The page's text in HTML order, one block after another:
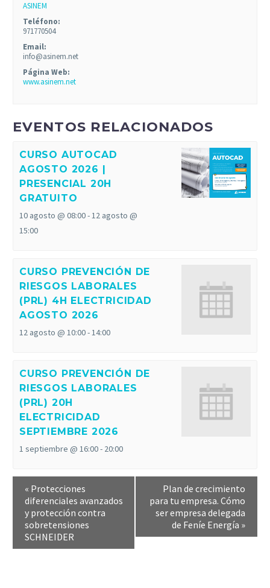
ASINEM
Teléfono:
971770504
Email:
info@asinem.net
Página Web:
www.asinem.net
EVENTOS RELACIONADOS
CURSO AUTOCAD
AGOSTO 2026 |
PRESENCIAL 20H
GRATUITO
10 agosto @ 08:00-12 agosto @
15:00
CURSO PREVENCIÓN DE
RIESGOS LABORALES
(PRL) 4H ELECTRICIDAD
AGOSTO 2026
12 agosto @ 10:00-14:00
CURSO PREVENCIÓN DE
RIESGOS LABORALES
(PRL) 20H
ELECTRICIDAD
SEPTIEMBRE 2026
1 septiembre @ 16:00- 20:00
« Protecciones
diferenciales avanzados
y protección contra
sobretensiones
SCHNEIDER
Plan de crecimiento
para tu empresa. Cómo
ser empresa delegada
de Feníe Energía »